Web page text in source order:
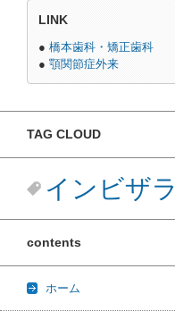
LINK
● 橋本歯科・矯正歯科
● 顎関節症外来
TAG CLOUD
インビザ
contents
ホーム